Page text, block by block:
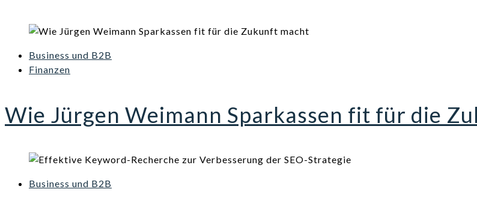
Business und B2B
Finanzen
Wie Jürgen Weimann Sparkassen fit für die
Business und B2B